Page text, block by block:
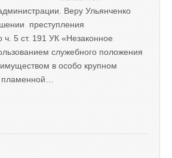
Веру Ульянченко
преступления
ч. 5 ст. 191 УК «Незаконное
служебного положения
в особо крупном